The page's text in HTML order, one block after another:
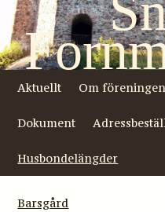
Aktuellt Om föreningen
Dokument
Husbondelängder
Barsgård